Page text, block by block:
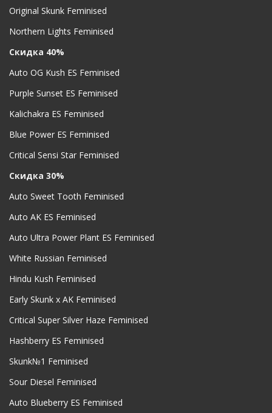
Original Skunk Feminised
Northern Lights Feminised
Скидка 40%
Auto OG Kush ES Feminised
Purple Sunset ES Feminised
Kalichakra ES Feminised
Blue Power ES Feminised
Critical Sensi Star Feminised
Скидка 30%
Auto Sweet Tooth Feminised
Auto AK ES Feminised
Auto Ultra Power Plant ES Feminised
White Russian Feminised
Hindu Kush Feminised
Early Skunk x AK Feminised
Critical Super Silver Haze Feminised
Hashberry ES Feminised
Skunk№1 Feminised
Sour Diesel Feminised
Auto Blueberry ES Feminised